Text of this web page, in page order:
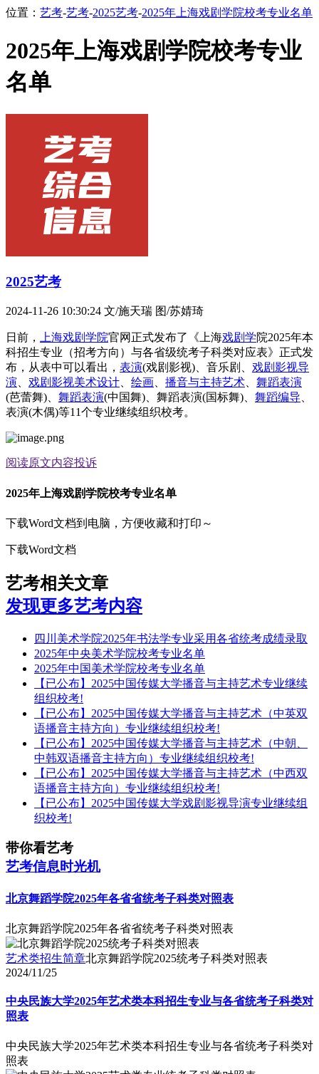
位置： 艺考-艺考-2025艺考-2025年上海戏剧学院校考专业名单
2025年上海戏剧学院校考专业
名单
2025艺考
2024-11-26 10:30:24 文/施天瑞 图/苏婧琦
日前， 上海戏剧学院官网正式发布了《上海戏剧学院2025年本
科招生专业（招考方向）与各省级统考子科类对应表》正式发
布，从表中可以看出， 表演(戏剧影视)、音乐剧、 戏剧影视导
演
戏剧影视美术设计 绘画 播音与主持艺术
舞蹈表演
(芭蕾舞)、 舞蹈表演(中国舞)、舞蹈表演(国标舞)、 舞蹈编导
表演(木偶)等11个专业继续组织校考。
阅读原文内容投诉
2025年上海戏剧学院校考专业名单
下载Word文档到电脑，方便收藏和打印～
下载Word文档
艺考相关文章
发现更多艺考内容
四川美术学院2025年书法学专业采用各省统考成绩录取
2025年中央美术学院校考专业名单
2025年中国美术学院校考专业名单
【已公布】2025中国传媒大学播音与主持艺术专业继续
组织校考!
【已公布】2025中国传媒大学播音与主持艺术（中英双
语播音主持方向）专业继续组织校考!
【已公布】2025中国传媒大学播音与主持艺术（中朝、
中韩双语播音主持方向）专业继续组织校考!
【已公布】2025中国传媒大学播音与主持艺术（中西双
语播音主持方向）专业继续组织校考!
【已公布】2025中国传媒大学戏剧影视导演专业继续组
织校考!
带你看艺考
艺考信息时光机
北京舞蹈学院2025年各省省统考子科类对照表
北京舞蹈学院2025年各省省统考子科类对照表
艺术类招生简章北京舞蹈学院2025统考子科类对照表
2024/11/25
中央民族大学2025年艺术类本科招生专业与各省统考子科类对
照表
中央民族大学2025年艺术类本科招生专业与各省统考子科类对
照表